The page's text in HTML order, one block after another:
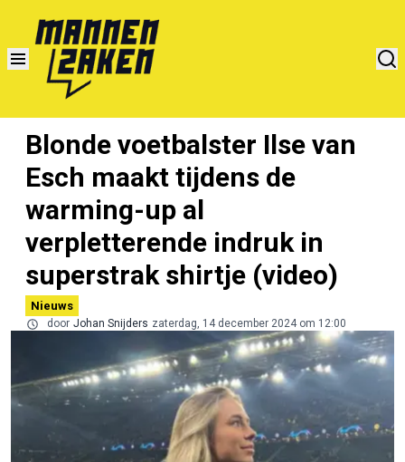
Blonde voetbalster Ilse van
Esch maakt tijdens de
warming-up al
verpletterende indruk in
superstrak shirtje (video)
Nieuws
door Johan Snijders zaterdag, 14 december 2024 om 12:00